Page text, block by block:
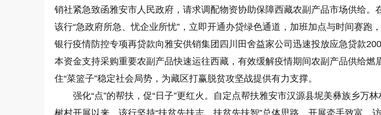
销社紧急致函雅安市人民政府，请求调配物资协助保障西藏农副产品市场供给。
该行“急政府所急、忧企业所忧”，立即开通办贷绿色通道，加班加点与时间赛跑
银行疫情防控专项再贷款向雅安供销集团四川田舍益家公司迅速投放应急贷款
本资金支持采购重要农副产品快速运往西藏，有效缓解疫情期间农副产品供给燃
住“菜篮子”稳定社会局势，为藏区打赢脱贫攻坚战提供有力支撑。
强化“点”的帮扶，促“日子”更红火。自定点帮扶雅安市汉源县坭美彝族乡万
树村开展以来，该行坚持“扶贫先扶志、扶贫先扶智”总体思路，开展牵手致富、